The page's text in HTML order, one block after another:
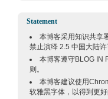
Statement
本博客采用知识共享
禁止演绎 2.5 中国大陆许
本博客遵守BLOG IN
则。
本博客建议使用
软雅黑字体，以得到更好